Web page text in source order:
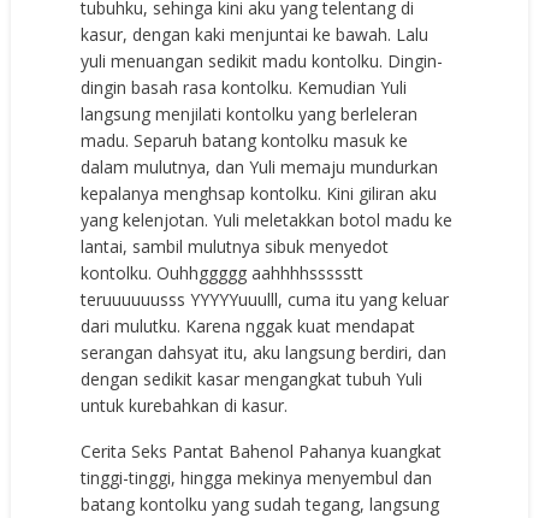
tubuhku, sehinga kini aku yang telentang di
kasur, dengan kaki menjuntai ke bawah. Lalu
yuli menuangan sedikit madu kontolku. Dingin-
dingin basah rasa kontolku. Kemudian Yuli
langsung menjilati kontolku yang berleleran
madu. Separuh batang kontolku masuk ke
dalam mulutnya, dan Yuli memaju mundurkan
kepalanya menghsap kontolku. Kini giliran aku
yang kelenjotan. Yuli meletakkan botol madu ke
lantai, sambil mulutnya sibuk menyedot
kontolku. Ouhhggggg aahhhhssssstt
teruuuuuusss YYYYYuuulll, cuma itu yang keluar
dari mulutku. Karena nggak kuat mendapat
serangan dahsyat itu, aku langsung berdiri, dan
dengan sedikit kasar mengangkat tubuh Yuli
untuk kurebahkan di kasur.
Cerita Seks Pantat Bahenol Pahanya kuangkat
tinggi-tinggi, hingga mekinya menyembul dan
batang kontolku yang sudah tegang, langsung